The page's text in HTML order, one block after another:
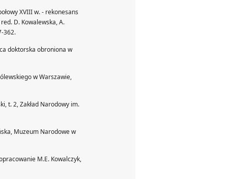
XVIII w. - rekonesans
D. Kowalewska, A.
362.
doktorska obroniona w
w Warszawie,
t. 2, Zakład Narodowy im.
Muzeum Narodowe w
M.E. Kowalczyk,